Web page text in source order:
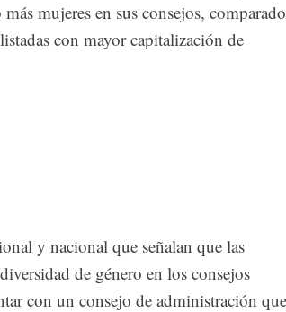
mujeres en sus consejos, comparado
con mayor capitalización de
y nacional que señalan que las
de género en los consejos
con un consejo de administración que